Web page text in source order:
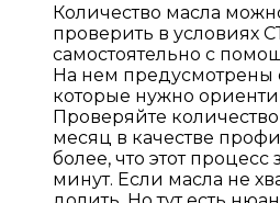
Количество масла
проверить в условиях
самостоятельно с
На нем предусмотрены
которые нужно
Проверяйте количество
месяц в качестве
более, что этот процесс
минут. Если масла не